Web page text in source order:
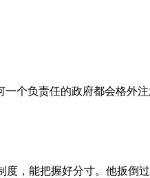
个负责任的政府都会格外
，能把握好分寸。他扳